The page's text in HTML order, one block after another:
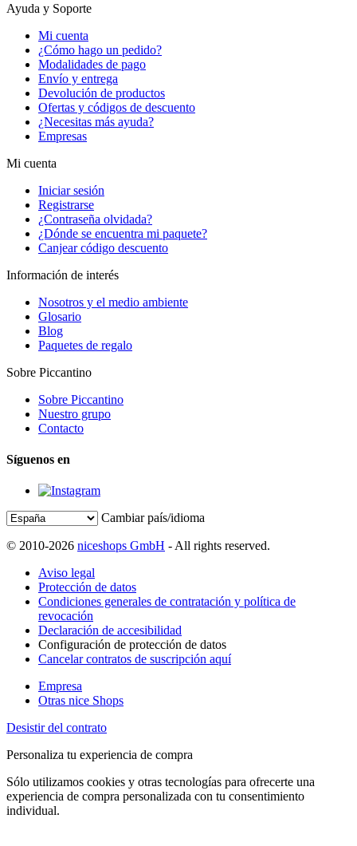
Ayuda y Soporte
Mi cuenta
¿Cómo hago un pedido?
Modalidades de pago
Envío y entrega
Devolución de productos
Ofertas y códigos de descuento
¿Necesitas más ayuda?
Empresas
Mi cuenta
Iniciar sesión
Registrarse
¿Contraseña olvidada?
¿Dónde se encuentra mi paquete?
Canjear código descuento
Información de interés
Nosotros y el medio ambiente
Glosario
Blog
Paquetes de regalo
Sobre Piccantino
Sobre Piccantino
Nuestro grupo
Contacto
Síguenos en
Cambiar país/idioma
© 2010-2026 niceshops GmbH - All rights reserved.
Aviso legal
Protección de datos
Condiciones generales de contratación y política de
revocación
Declaración de accesibilidad
Configuración de protección de datos
Cancelar contratos de suscripción aquí
Empresa
Otras nice Shops
Desistir del contrato
Personaliza tu experiencia de compra
Sólo utilizamos cookies y otras tecnologías para ofrecerte una
experiencia de compra personalizada con tu consentimiento
individual.